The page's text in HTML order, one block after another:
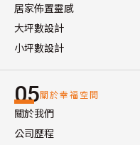
居家佈置靈感
大坪數設計
小坪數設計
05關於幸福空間
關於我們
公司歷程